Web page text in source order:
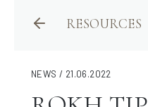
RESOURCES
NEWS / 21.06.2022